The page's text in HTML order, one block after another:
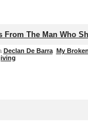
From The Man Who
Declan De Barra My